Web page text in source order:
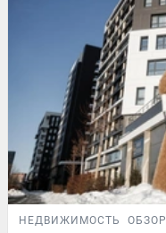
НЕДВИЖИМОСТЬ ОБЗОР